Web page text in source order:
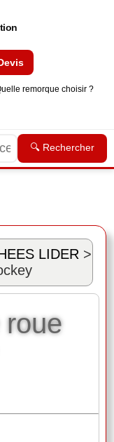
remorque choisir ?
🔍 Rechercher
LIDER >
roue